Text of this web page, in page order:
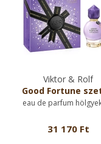
Viktor & Rolf
Good Fortune
eau de parfum
31 170 Ft